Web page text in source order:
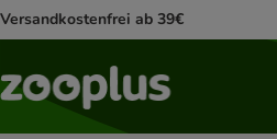
Versandkostenfrei ab 39€